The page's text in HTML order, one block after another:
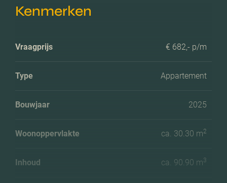
Kenmerken
Vraagprijs € 682,- p/m
Type Appartement
Bouwjaar 2025
Woonoppervlakte ca. 30.30 m2
Inhoud ca. 90.90 m3